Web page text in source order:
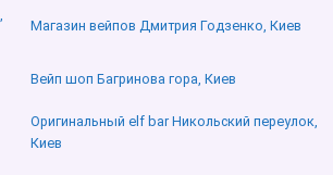
Магазин вейпов Дмитрия Годзенко, Киев
Вейп шоп Багринова гора, Киев
Оригинальный elf bar Никольский переулок,
Киев